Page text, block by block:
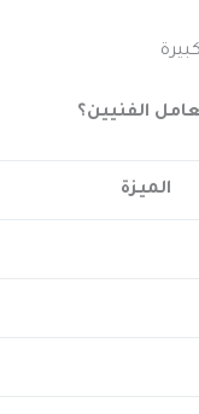
الفنيين؟
الميزة